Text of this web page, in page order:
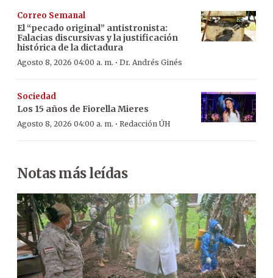
Correo Semanal
El “pecado original” antistronista:
Falacias discursivas y la justificación
histórica de la dictadura
Agosto 8, 2026 04:00 a. m. · Dr. Andrés Ginés
Sociedad
Los 15 años de Fiorella Mieres
Agosto 8, 2026 04:00 a. m. · Redacción ÚH
Notas más leídas